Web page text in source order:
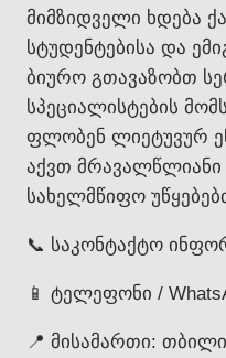
მიმზიდველი ხდება
სტუდენტებისა და
ბიურო გთავაზობთ
სპეციალისტების
ფლობენ ლიეტუვურ
აქვთ
სახელმწიფო
📞 საკონტაქტო
📱 ტელეფონი /
📍 მისამართი: